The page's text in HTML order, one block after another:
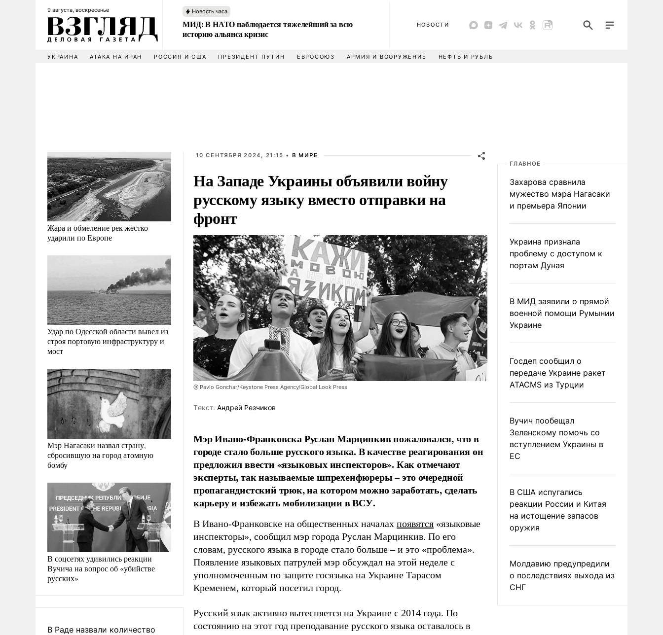
9 августа, воскресенье Новость часа
МИД: В НАТО наблюдается тяжелейший за всю
историю альянса кризис
НОВОСТИ
УКРАИНА АТАКА НА ИРАН РОССИЯ И США ПРЕЗИДЕНТ ПУТИН ЕВРОСОЮЗ АРМИЯ И ВООРУЖЕНИЕ НЕФТЬ И РУБЛЬ
Жара и обмеление рек жестко
ударили по Европе
Удар по Одесской области вывел из
строя портовую инфраструктуру и
мост
Мэр Нагасаки назвал страну,
сбросившую на город атомную
бомбу
В соцсетях удивились реакции
Вучича на вопрос об «убийстве
русских»
В Раде назвали количество
10 СЕНТЯБРЯ 2024, 21:15 • В МИРЕ
На Западе Украины объявили войну
русскому языку вместо отправки на
фронт
@ Pavlo Gonchar/Keystone Press Agency/Global Look Press
Tекст: Андрей Резчиков
Мэр Ивано-Франковска Руслан Марцинкив пожаловался, что в
городе стало больше русского языка. В качестве реагирования он
предложил ввести «языковых инспекторов». Как отмечают
эксперты, так называемые шпрехенфюреры – это очередной
пропагандистский трюк, на котором можно заработать, сделать
карьеру и избежать мобилизации в ВСУ.
В Ивано-Франковске на общественных началах появятся «языковые
инспекторы», сообщил мэр города Руслан Марцинкив. По его
словам, русского языка в городе стало больше – и это «проблема».
Появление языковых патрулей мэр обсуждал на этой неделе с
уполномоченным по защите госязыка на Украине Тарасом
Кременем, который посетил город.
Русский язык активно вытесняется на Украине с 2014 года. По
состоянию на этот год преподавание русского языка оставалось в
ГЛАВНОЕ
Захарова сравнила
мужество мэра Нагасаки
и премьера Японии
Украина признала
проблему с доступом к
портам Дуная
В МИД заявили о прямой
военной помощи Румынии
Украине
Госдеп сообщил о
передаче Украине ракет
ATACMS из Турции
Вучич пообещал
Зеленскому помочь со
вступлением Украины в
ЕС
В США испугались
реакции России и Китая
на истощение запасов
оружия
Молдавию предупредили
о последствиях выхода из
СНГ